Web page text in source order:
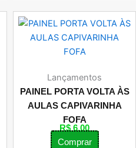
Lançamentos
PAINEL PORTA VOLTA ÀS
AULAS CAPIVARINHA
FOFA
R$ 6,00
Comprar